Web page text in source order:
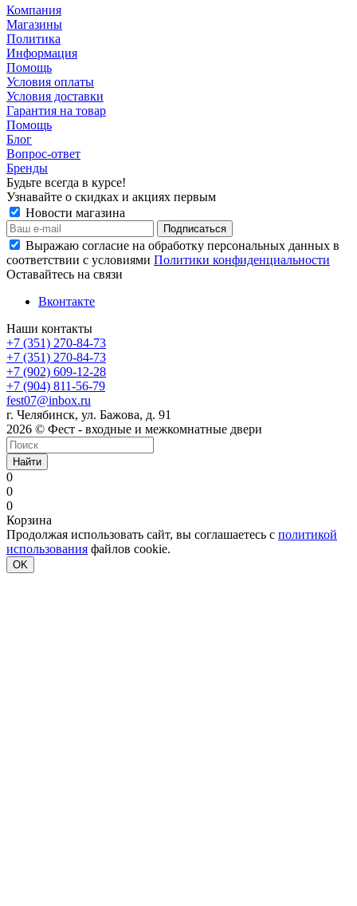
Компания
Магазины
Политика
Информация
Помощь
Условия оплаты
Условия доставки
Гарантия на товар
Помощь
Блог
Вопрос-ответ
Бренды
Будьте всегда в курсе!
Узнавайте о скидках и акциях первым
Новости магазина
Выражаю согласие на обработку персональных данных в
соответствии с условиями Политики конфиденциальности
Оставайтесь на связи
Вконтакте
Наши контакты
+7 (351) 270-84-73
+7 (351) 270-84-73
+7 (902) 609-12-28
+7 (904) 811-56-79
fest07@inbox.ru
г. Челябинск, ул. Бажова, д. 91
2026 © Фест - входные и межкомнатные двери
Найти
0
0
0
Корзина
Продолжая использовать сайт, вы соглашаетесь с политикой
использования файлов cookie.
OK